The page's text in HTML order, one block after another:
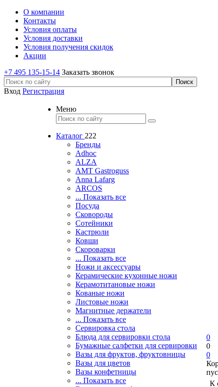
О компании
Контакты
Условия оплаты
Условия доставки
Условия получения скидок
Акции
+7 495 135-15-14 Заказать звонок
Вход Регистрация
Меню
Каталог 222
Бренды
Adhoc
ALZA
AMT Gastroguss
Anna Lafarg
ARCOS
... Показать все
Посуда
Сковороды
Сотейники
Кастрюли
Ковши
Скороварки
... Показать все
Ножи и аксессуары
Керамические кухонные ножи
Керамотитановые ножи
Кованые ножи
Листовые ножи
Магнитные держатели
... Показать все
Сервировка стола
Блюда для сервировки стола
Бумажные салфетки для сервировки
Вазы для фруктов, фруктовницы
Вазы для цветов
Вазы конфетницы
... Показать все
0
0
0
К